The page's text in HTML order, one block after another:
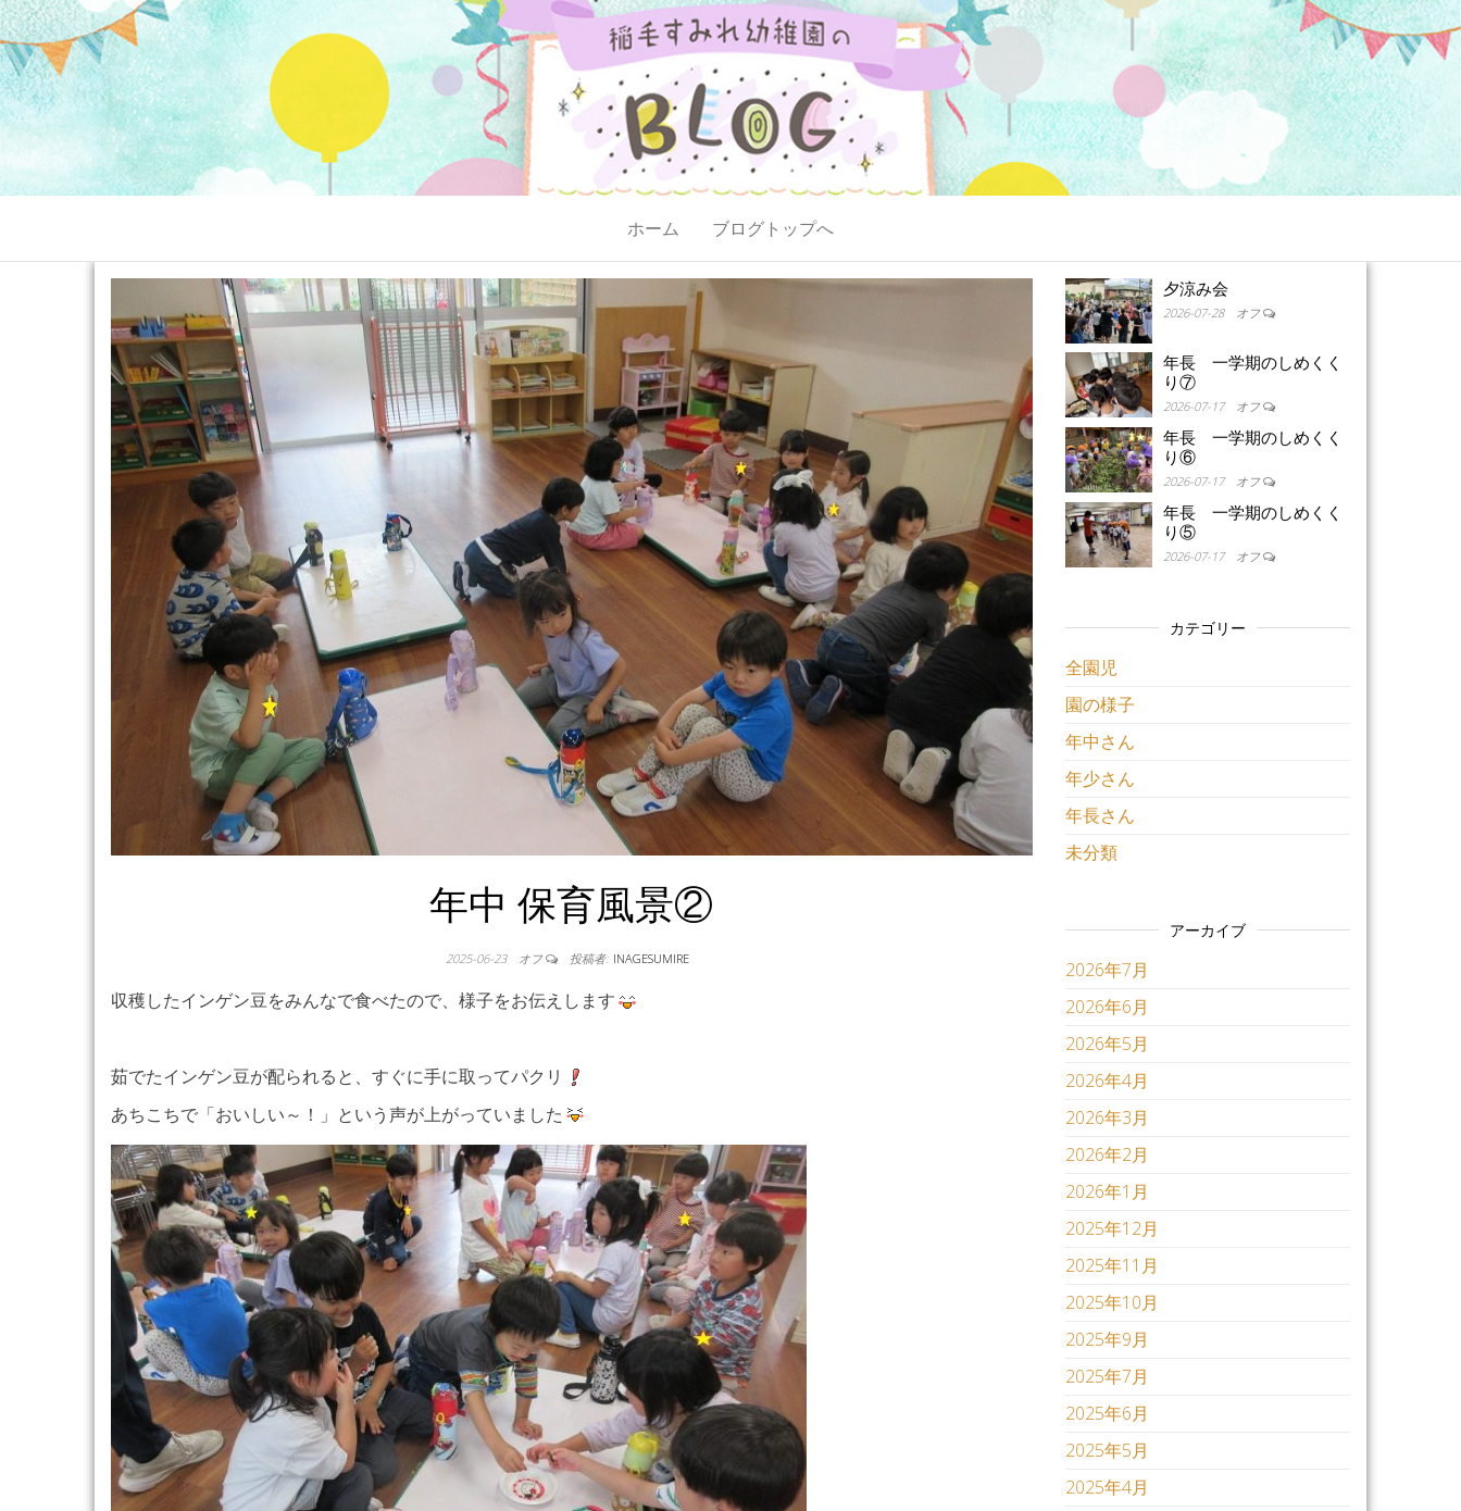
ホーム ブログトップへ
年中 保育風景②
2025-06-23 オフ 投稿者: INAGESUMIRE
収穫したインゲン豆をみんなで食べたので、様子をお伝えします
茹でたインゲン豆が配られると、すぐに手に取ってパクリ
あちこちで「おいしい～！」という声が上がっていました
夕涼み会
2026-07-28 オフ
年長 一学期のしめくく
り⑦
2026-07-17 オフ
年長 一学期のしめくく
り⑥
2026-07-17 オフ
年長 一学期のしめくく
り⑤
2026-07-17 オフ
カテゴリー
全園児
園の様子
年中さん
年少さん
年長さん
未分類
アーカイブ
2026年7月
2026年6月
2026年5月
2026年4月
2026年3月
2026年2月
2026年1月
2025年12月
2025年11月
2025年10月
2025年9月
2025年7月
2025年6月
2025年5月
2025年4月